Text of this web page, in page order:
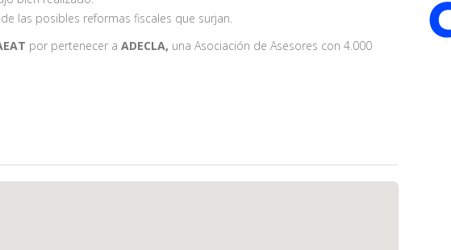
las posibles reformas fiscales que surjan.
por pertenecer a ADECLA, una Asociación de Asesores con 4.000